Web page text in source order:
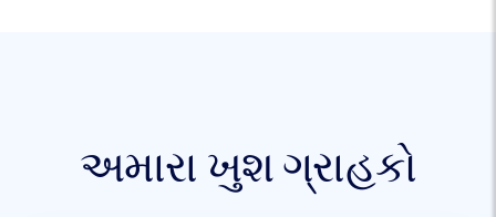
અમારા ખુશ ગ્રાહકો